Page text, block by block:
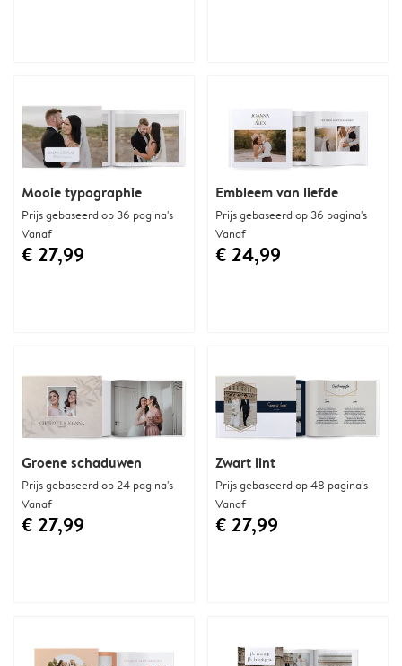
Groene schaduwen
Prijs gebaseerd op 24 pagina's
Vanaf
€ 27,99
Embleem van liefde
Prijs gebaseerd op 36 pagina's
Vanaf
€ 24,99
Zwart lint
Prijs gebaseerd op 48 pagina's
Vanaf
€ 27,99
Mooie typographie
Prijs gebaseerd op 36 pagina's
Vanaf
€ 27,99